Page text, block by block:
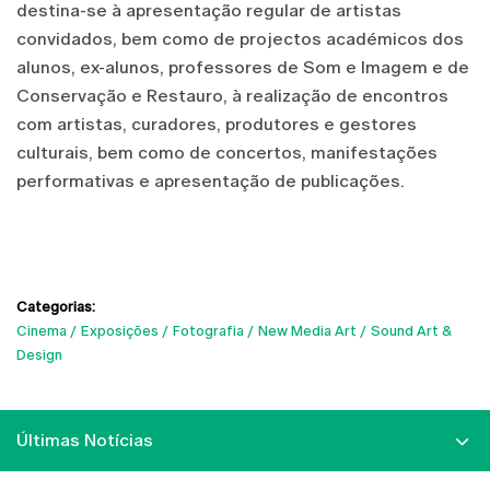
destina-se à apresentação regular de artistas
convidados, bem como de projectos académicos dos
alunos, ex-alunos, professores de Som e Imagem e de
Conservação e Restauro, à realização de encontros
com artistas, curadores, produtores e gestores
culturais, bem como de concertos, manifestações
performativas e apresentação de publicações.
Categorias:
Cinema
Exposições Fotografia New Media Art
Sound Art &
Design
Últimas Notícias